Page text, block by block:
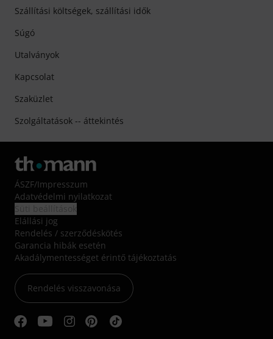
Szállítási költségek, szállítási idők
Súgó
Utalványok
Kapcsolat
Szaküzlet
Szolgáltatások -- áttekintés
ÁSZF/Impresszum
Adatvédelmi nyilatkozat
Elállási jog
Rendelés / szerződéskötés
Garancia hibák esetén
Akadálymentességet érintő tájékoztatás
Rendelés visszavonása